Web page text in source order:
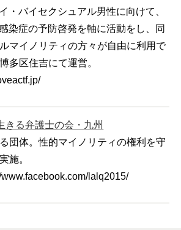
・バイセクシュアル男性に向けて、
染症の予防啓発を軸に活動をし、同
マイノリティの方々が自由に利用で
多区住吉にて運営。
きる弁護士の会・九州
団体。性的マイノリティの権利を守
施。
www.facebook.com/lalq2015/